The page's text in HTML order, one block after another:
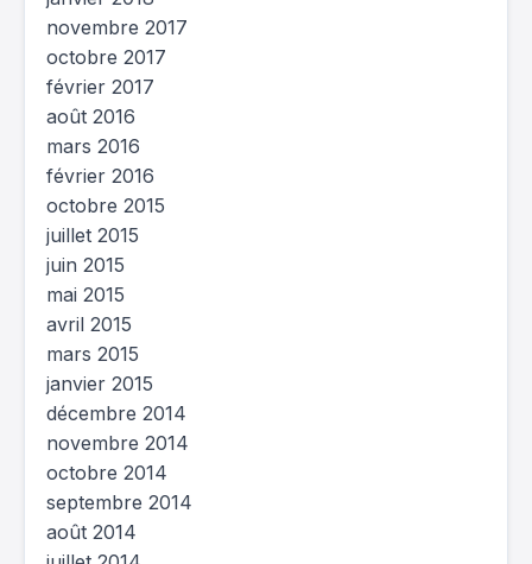
novembre 2017
octobre 2017
février 2017
août 2016
mars 2016
février 2016
octobre 2015
juillet 2015
juin 2015
mai 2015
avril 2015
mars 2015
janvier 2015
décembre 2014
novembre 2014
octobre 2014
septembre 2014
août 2014